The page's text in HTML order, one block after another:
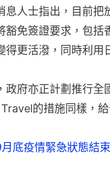
息人士指出，目前把
豁免簽證要求，包
得更活潑，同時利
政府亦正計劃推行
的措施同樣，
底疫情緊急狀態結